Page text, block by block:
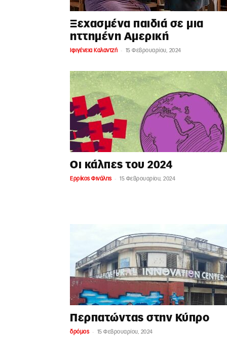
Ξεχασμένα παιδιά σε μια
ηττημένη Αμερική
Ιφιγένεια Καλαντζή - 15 Φεβρουαρίου, 2024
Οι κάλπες του 2024
Ερρίκος Φινάλης - 15 Φεβρουαρίου, 2024
Περπατώντας στην Κύπρο
δρόμος - 15 Φεβρουαρίου, 2024